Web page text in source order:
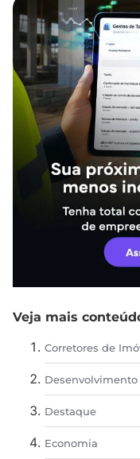
Veja mais
Corretores de
Destaque
Economia